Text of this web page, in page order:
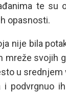
te su
opasnosti.
nije bila
svojih
u srednjem
i podvrgnuo